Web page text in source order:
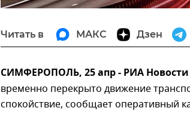
Читать в МАКС Дзен
СИМФЕРОПОЛЬ, 25 апр - РИА
временно перекрыто движение
спокойствие, сообщает оперативный